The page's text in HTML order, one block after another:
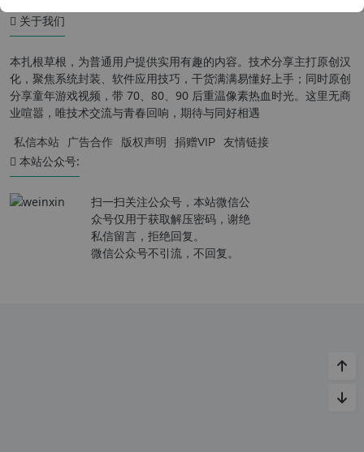
关于我们
本扎根草根，为普通用户提供实用有趣的内容。技术分享主打原创汉
化，聚焦系统封装、软件应用技巧，干货满满易懂好上手；同时原创
分享童年游戏视频，带 70、80、90 后重温像素热血时光。这里无商
业喧嚣，唯技术交流与青春回响，期待与同好相遇
私信本站 广告合作 版权声明 捐赠VIP 友情链接
本站公众号:
扫一扫关注公众号，本站微信公
众号仅用于获取解压密码，谢绝
私信留言，拒绝回复。
微信公众号不引流，不回复。